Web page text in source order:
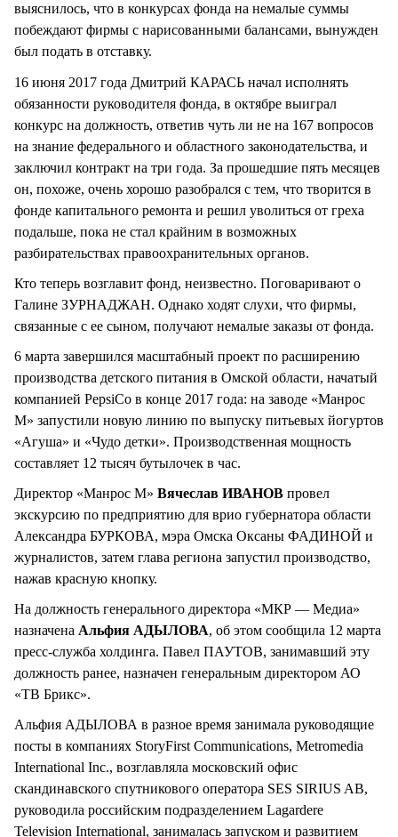
выяснилось, что в конкурсах фонда на немалые суммы
побеждают фирмы с нарисованными балансами, вынужден
был подать в отставку.
16 июня 2017 года Дмитрий КАРАСЬ начал исполнять
обязанности руководителя фонда, в октябре выиграл
конкурс на должность, ответив чуть ли не на 167 вопросов
на знание федерального и областного законодательства, и
заключил контракт на три года. За прошедшие пять месяцев
он, похоже, очень хорошо разобрался с тем, что творится в
фонде капитального ремонта и решил уволиться от греха
подальше, пока не стал крайним в возможных
разбирательствах правоохранительных органов.
Кто теперь возглавит фонд, неизвестно. Поговаривают о
Галине ЗУРНАДЖАН. Однако ходят слухи, что фирмы,
связанные с ее сыном, получают немалые заказы от фонда.
6 марта завершился масштабный проект по расширению
производства детского питания в Омской области, начатый
компанией PepsiCo в конце 2017 года: на заводе «Манрос
М» запустили новую линию по выпуску питьевых йогуртов
«Агуша» и «Чудо детки». Производственная мощность
составляет 12 тысяч бутылочек в час.
Директор «Манрос М» Вячеслав ИВАНОВ провел
экскурсию по предприятию для врио губернатора области
Александра БУРКОВА, мэра Омска Оксаны ФАДИНОЙ и
журналистов, затем глава региона запустил производство,
нажав красную кнопку.
На должность генерального директора «МКР — Медиа»
назначена Альфия АДЫЛОВА, об этом сообщила 12 марта
пресс-служба холдинга. Павел ПАУТОВ, занимавший эту
должность ранее, назначен генеральным директором АО
«ТВ Брикс».
Альфия АДЫЛОВА в разное время занимала руководящие
посты в компаниях StoryFirst Communications, Metromedia
International Inc., возглавляла московский офис
скандинавского спутникового оператора SES SIRIUS AB,
руководила российским подразделением Lagardere
Television International, занималась запуском и развитием